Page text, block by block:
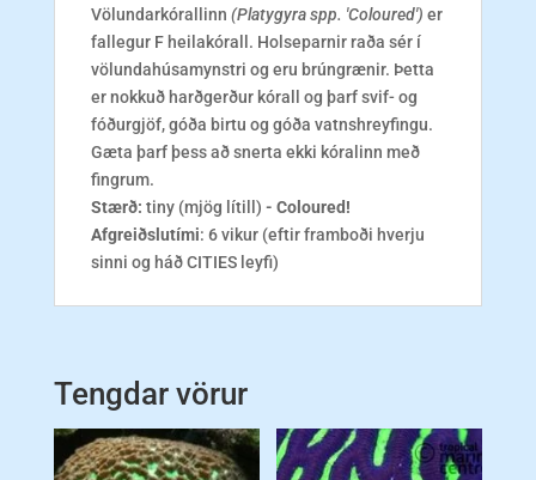
Völundarkórallinn (Platygyra spp. 'Coloured') er
fallegur F heilakórall. Holseparnir raða sér í
völundahúsamynstri og eru brúngrænir. Þetta
er nokkuð harðgerður kórall og þarf svif- og
fóðurgjöf, góða birtu og góða vatnshreyfingu.
Gæta þarf þess að snerta ekki kóralinn með
fingrum.
Stærð: tiny (mjög lítill) - Coloured!
Afgreiðslutími: 6 vikur (eftir framboði hverju
sinni og háð CITIES leyfi)
Tengdar vörur